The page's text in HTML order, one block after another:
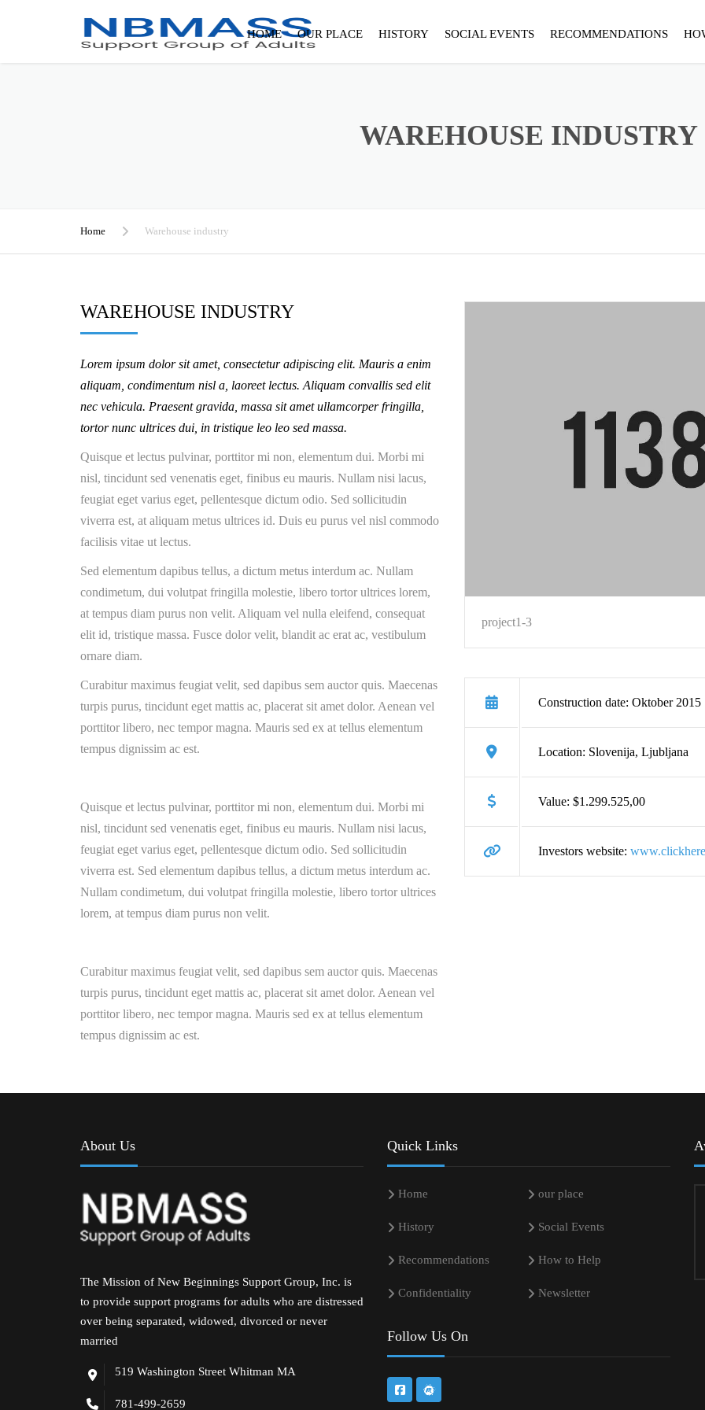
HOME OUR PLACE HISTORY SOCIAL EVENTS RECOMMENDATIONS
WAREHOUSE INDUSTRY
Home Warehouse industry
WAREHOUSE INDUSTRY
Lorem ipsum dolor sit amet, consectetur adipiscing elit. Mauris a enim
aliquam, condimentum nisl a, laoreet lectus. Aliquam convallis sed elit
nec vehicula. Praesent gravida, massa sit amet ullamcorper fringilla,
tortor nunc ultrices dui, in tristique leo leo sed massa.
Quisque et lectus pulvinar, porttitor mi non, elementum dui. Morbi mi
nisl, tincidunt sed venenatis eget, finibus eu mauris. Nullam nisi lacus,
feugiat eget varius eget, pellentesque dictum odio. Sed sollicitudin
viverra est, at aliquam metus ultrices id. Duis eu purus vel nisl commodo
facilisis vitae ut lectus.
Sed elementum dapibus tellus, a dictum metus interdum ac. Nullam
condimetum, dui volutpat fringilla molestie, libero tortor ultrices lorem,
at tempus diam purus non velit. Aliquam vel nulla eleifend, consequat
elit id, tristique massa. Fusce dolor velit, blandit ac erat ac, vestibulum
ornare diam.
Curabitur maximus feugiat velit, sed dapibus sem auctor quis. Maecenas
turpis purus, tincidunt eget mattis ac, placerat sit amet dolor. Aenean vel
porttitor libero, nec tempor magna. Mauris sed ex at tellus elementum
tempus dignissim ac est.
Quisque et lectus pulvinar, porttitor mi non, elementum dui. Morbi mi
nisl, tincidunt sed venenatis eget, finibus eu mauris. Nullam nisi lacus,
feugiat eget varius eget, pellentesque dictum odio. Sed sollicitudin
viverra est. Sed elementum dapibus tellus, a dictum metus interdum ac.
Nullam condimetum, dui volutpat fringilla molestie, libero tortor ultrices
lorem, at tempus diam purus non velit.
Curabitur maximus feugiat velit, sed dapibus sem auctor quis. Maecenas
turpis purus, tincidunt eget mattis ac, placerat sit amet dolor. Aenean vel
porttitor libero, nec tempor magna. Mauris sed ex at tellus elementum
tempus dignissim ac est.
project1-3
Construction date: Oktober 2015
Location: Slovenija, Ljubljana
Value: $1.299.525,00
Investors website:
About Us
The Mission of New Beginnings Support Group, Inc. is
to provide support programs for adults who are distressed
over being separated, widowed, divorced or never
married
519 Washington Street Whitman MA
781-499-2659
Quick Links
Home our place
History Social Events
Recommendations How to Help
Confidentiality Newsletter
Follow Us On